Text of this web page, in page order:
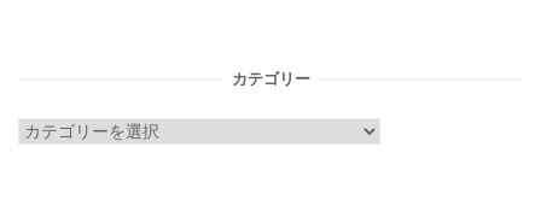
カテゴリー
カ